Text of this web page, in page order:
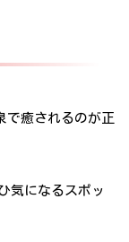
で癒されるのが正
気になるスポッ